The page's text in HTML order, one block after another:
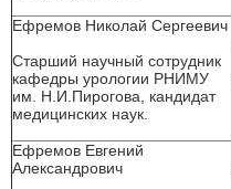
Ефремов Николай Сергеевич
Старший научный сотрудник
кафедры урологии РНИМУ
им. Н.И.Пирогова, кандидат
медицинских наук.
Ефремов Евгений
Александрович